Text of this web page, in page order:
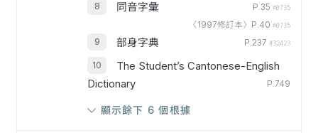
同音字彙 P.35 #0735
〈1997修訂本〉P.40 #0735
部身字典 P.237 #32423
The Student’s Cantonese-English
Dictionary
P.749
顯示餘下 6 個根據